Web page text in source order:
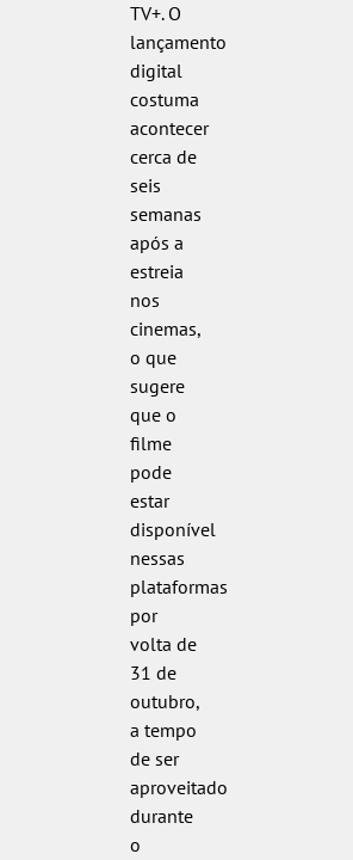
TV+. O
lançamento
digital
costuma
acontecer
cerca de
seis
semanas
após a
estreia
nos
cinemas,
o que
sugere
que o
filme
pode
estar
disponível
nessas
plataformas
por
volta de
31 de
outubro,
a tempo
de ser
aproveitado
durante
o